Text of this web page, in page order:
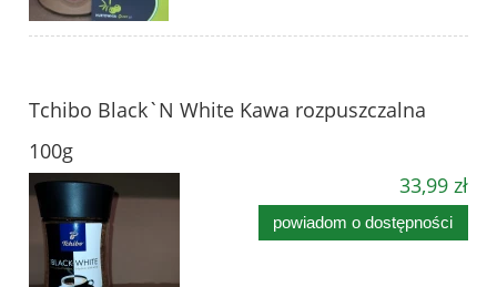
Tchibo Black`N White Kawa rozpuszczalna
100g
33,99 zł
powiadom o dostępności